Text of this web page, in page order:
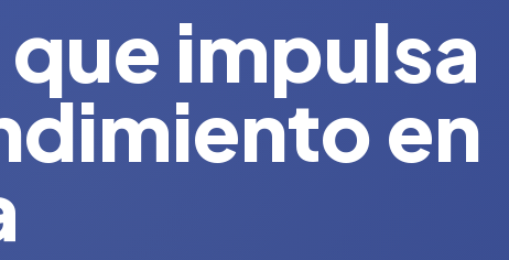
impulsa
en